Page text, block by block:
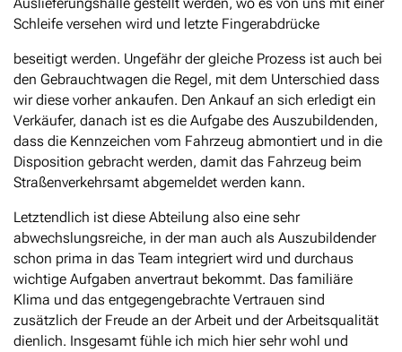
Schleife versehen wird und letzte Fingerabdrücke
beseitigt werden. Ungefähr der gleiche Prozess ist auch bei
den Gebrauchtwagen die Regel, mit dem Unterschied dass
wir diese vorher ankaufen. Den Ankauf an sich erledigt ein
Verkäufer, danach ist es die Aufgabe des Auszubildenden,
dass die Kennzeichen vom Fahrzeug abmontiert und in die
Disposition gebracht werden, damit das Fahrzeug beim
Straßenverkehrsamt abgemeldet werden kann.
Letztendlich ist diese Abteilung also eine sehr
abwechslungsreiche, in der man auch als Auszubildender
schon prima in das Team integriert wird und durchaus
wichtige Aufgaben anvertraut bekommt. Das familiäre
Klima und das entgegengebrachte Vertrauen sind
zusätzlich der Freude an der Arbeit und der Arbeitsqualität
dienlich. Insgesamt fühle ich mich hier sehr wohl und